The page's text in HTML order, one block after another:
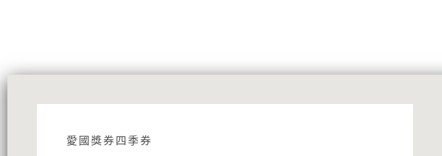
愛國獎券四季券